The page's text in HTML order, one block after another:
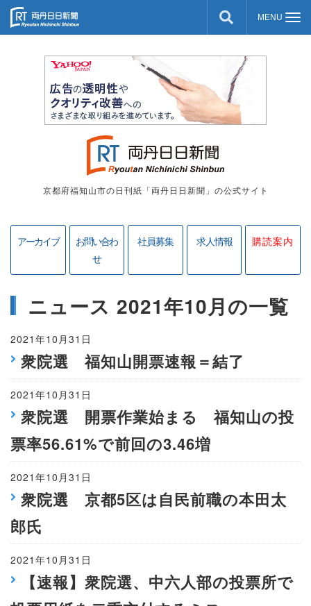
京都府福知山市の日刊紙「両丹日日新聞」の公式サイト
アーカイブ
お問い合わ
せ
社員募集 求人情報 購読案内
ニュース 2021年10月の一覧
2021年10月31日
衆院選 福知山開票速報＝結了
2021年10月31日
衆院選 開票作業始まる 福知山の投
票率56.61%で前回の3.46増
2021年10月31日
衆院選 京都5区は自民前職の本田太
郎氏
2021年10月31日
【速報】衆院選、中六人部の投票所で